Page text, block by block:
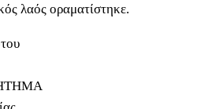
λαός οραματίστηκε.